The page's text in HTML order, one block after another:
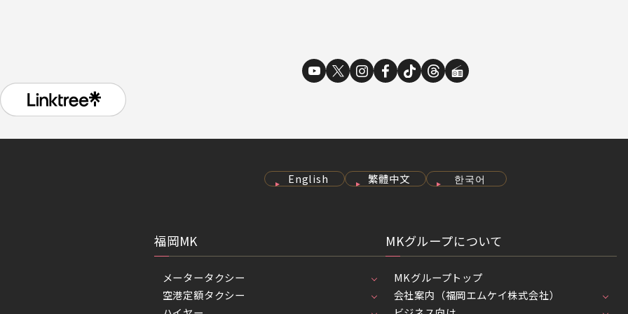
English 繁體中文 한국어
福岡MK
メータータクシー
空港定額タクシー
MKグループについて
MKグループトップ
会社案内（福岡エムケイ株式会社）